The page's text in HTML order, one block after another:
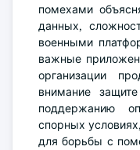
помехами
данных,
военными
важные
организации
внимание
поддержанию
спорных
для борьбы с